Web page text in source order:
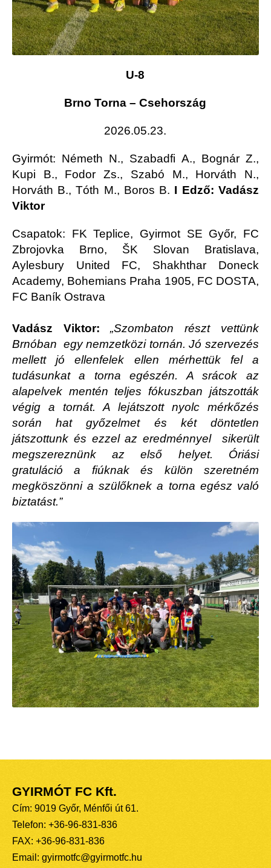
U-8
Brno Torna – Csehország
2026.05.23.
Gyirmót: Németh N., Szabadfi A., Bognár Z.,
Kupi B., Fodor Zs., Szabó M., Horváth N.,
Horváth B., Tóth M., Boros B. I Edző: Vadász
Viktor
Csapatok: FK Teplice, Gyirmot SE Győr, FC
Zbrojovka Brno, ŠK Slovan Bratislava,
Aylesbury United FC, Shakhthar Doneck
Academy, Bohemians Praha 1905, FC DOSTA,
FC Baník Ostrava
Vadász Viktor:„Szombaton részt vettünk
Brnóban egy nemzetközi tornán. Jó szervezés
mellett jó ellenfelek ellen mérhettük fel a
tudásunkat a torna egészén. A srácok az
alapelvek mentén teljes fókuszban játszották
végig a tornát. A lejátszott nyolc mérkőzés
során hat győzelmet és két döntetlen
játszottunk és ezzel az eredménnyel sikerült
megszereznünk az első helyet. Óriási
gratuláció a fiúknak és külön szeretném
megköszönni a szülőknek a torna egész való
biztatást.”
GYIRMÓT FC Kft.
Cím: 9019 Győr, Ménfői út 61.
Telefon: +36-96-831-836
FAX: +36-96-831-836
Email: gyirmotfc@gyirmotfc.hu